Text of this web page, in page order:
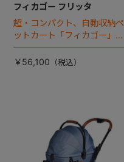
フィカゴー フリッタ
超・コンパクト、自動収納ペ
ットカート「フィカゴー」に
キャビン着脱タイプが新登
場！
￥56,100